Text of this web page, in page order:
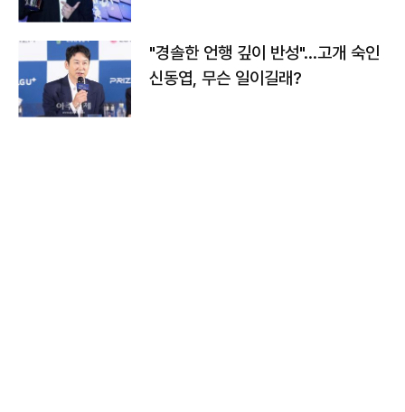
"경솔한 언행 깊이 반성"…고개 숙인
신동엽, 무슨 일이길래?